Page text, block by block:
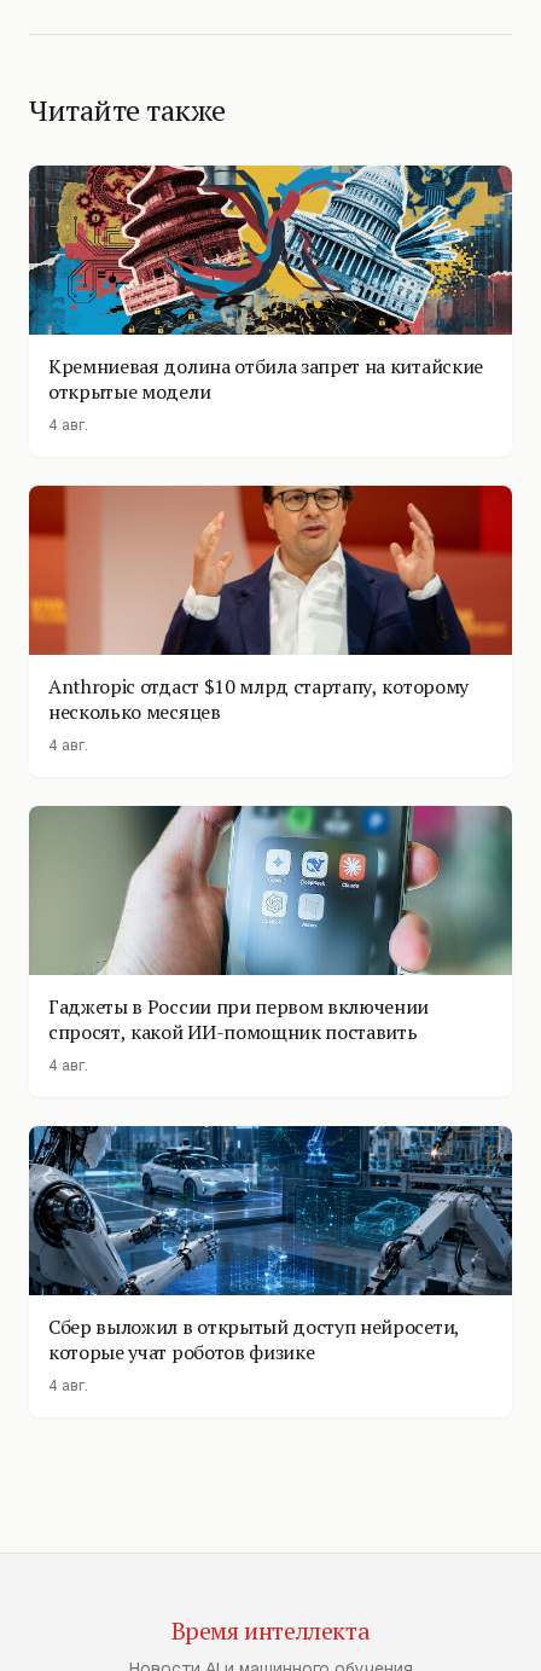
Читайте также
Кремниевая долина отбила запрет на китайские
открытые модели
4 авг.
Anthropic отдаст $10 млрд стартапу, которому
несколько месяцев
4 авг.
Гаджеты в России при первом включении
спросят, какой ИИ-помощник поставить
4 авг.
Сбер выложил в открытый доступ нейросети,
которые учат роботов физике
4 авг.
Время интеллекта